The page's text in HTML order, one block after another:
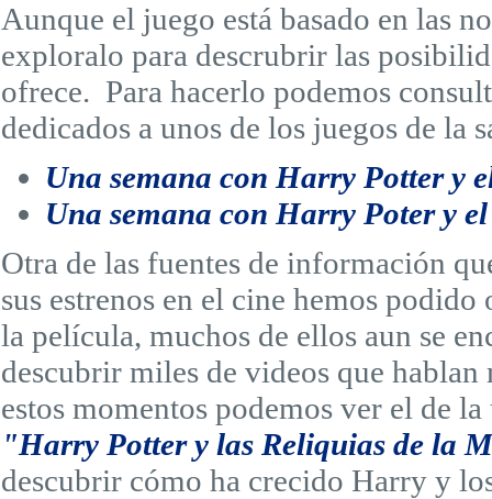
Aunque el juego está basado en las
exploralo para descrubrir las
ofrece. Para hacerlo podemos
dedicados a unos de los juegos de la
Una semana con Harry Potter y
Una semana con Harry Poter y
Otra de las fuentes de información
sus estrenos en el cine hemos
la película, muchos de ellos aun se
descubrir miles de videos que
estos momentos podemos ver el de
"Harry Potter y las Reliquias de la
descubrir cómo ha crecido Harry y